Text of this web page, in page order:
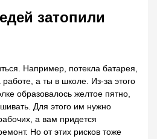
затопили
Например, потекла батарея,
а ты в школе. Из-за этого
образовалось желтое пятно,
Для этого им нужно
а вам придется
Но от этих рисков тоже